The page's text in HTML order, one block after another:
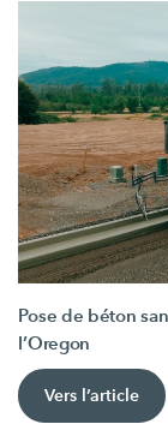
Pose de béton
l’Oregon
Vers l’article